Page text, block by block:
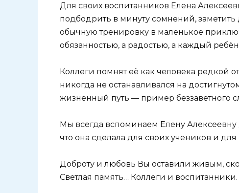
Для своих воспитанников Елена
подбодрить в минуту сомнений,
обычную тренировку в маленькое
обязанностью, а радостью, а каждый
Коллеги помнят её как человека редкой
никогда не останавливался на
жизненный путь — пример беззаветного
Мы всегда вспоминаем Елену
что она сделала для своих учеников и
Доброту и любовь Вы оставили живым,
Светлая память… Коллеги и